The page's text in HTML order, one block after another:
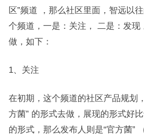
区”频道 ，那么社区里面，智远以
个频道，一是：关注， 二是：发现
做，如下：
1、关注
在初期，这个频道的社区产品规划
方菌” 的形式去做，展现的形式好
的形式，那么发布人则是“官方菌”